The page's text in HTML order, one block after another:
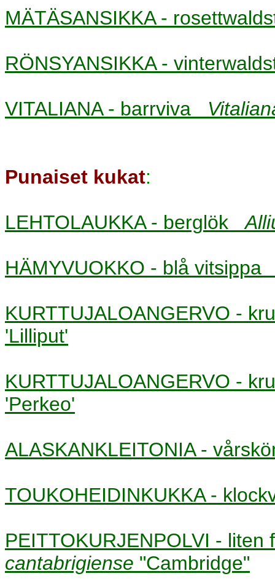
MÄTÄSANSIKKA -
RÖNSYANSIKKA -
VITALIANA - barrviva
Punaiset kukat:
LEHTOLAUKKA - berglök
HÄMYVUOKKO - blå
KURTTUJALOANGERVO -
'Lilliput'
KURTTUJALOANGERVO -
'Perkeo'
ALASKANKLEITONIA -
TOUKOHEIDINKUKKA -
PEITTOKURJENPOLVI -
cantabrigiense "Cambridge"